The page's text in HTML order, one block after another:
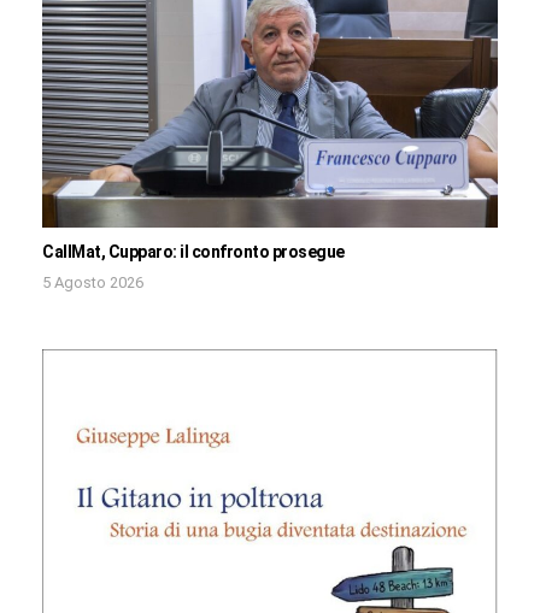
CallMat, Cupparo: il confronto prosegue
5 Agosto 2026